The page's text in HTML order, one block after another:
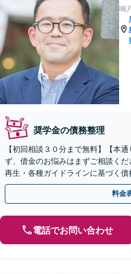
鳴
奨学金の債務整理
【初回相談３０分まで無料】【本
ず、借金のお悩みはまずご相談く
再生・各種ガイドラインに基づく
より良い解決を目指します。
料金
電話でお問い合わせ